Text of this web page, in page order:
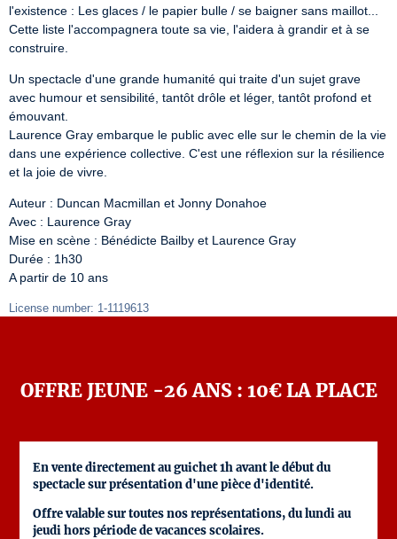
l'existence : Les glaces / le papier bulle / se baigner sans maillot...
Cette liste l'accompagnera toute sa vie, l'aidera à grandir et à se
construire.
Un spectacle d'une grande humanité qui traite d'un sujet grave
avec humour et sensibilité, tantôt drôle et léger, tantôt profond et
émouvant.
Laurence Gray embarque le public avec elle sur le chemin de la vie
dans une expérience collective. C'est une réflexion sur la résilience
et la joie de vivre.
Auteur : Duncan Macmillan et Jonny Donahoe
Avec : Laurence Gray
Mise en scène : Bénédicte Bailby et Laurence Gray
Durée : 1h30
A partir de 10 ans
License number: 1-1119613
OFFRE JEUNE -26 ANS : 10€ LA PLACE
En vente directement au guichet 1h avant le début du
spectacle sur présentation d'une pièce d'identité.
Offre valable sur toutes nos représentations, du lundi au
jeudi hors période de vacances scolaires.